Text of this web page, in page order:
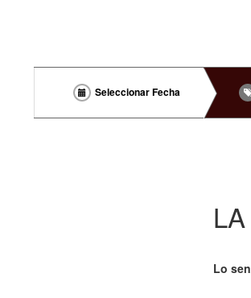
Seleccionar Fecha
Lo